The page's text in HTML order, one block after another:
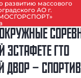
развитию массового
АО г.
ЭСТАФЕТЕ ГТО
ДВОР –